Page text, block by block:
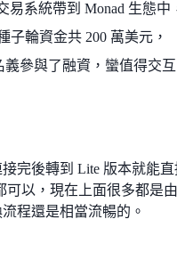
易系統帶到 Monad 生態中
子輪資金共 200 萬美元，
義參與了融資，蠻值得交互
完後轉到 Lite 版本就能直
可以，現在上面很多都是
程還是相當流暢的。